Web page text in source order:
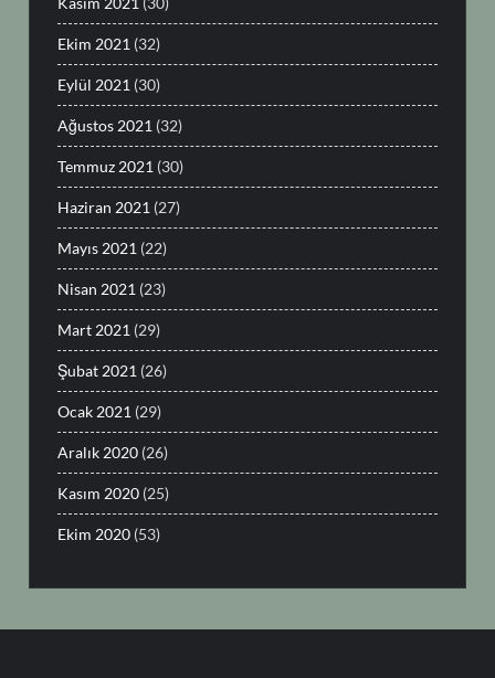
Ekim 2021 (32)
Eylül 2021 (30)
Ağustos 2021 (32)
Temmuz 2021 (30)
Haziran 2021 (27)
Mayıs 2021 (22)
Nisan 2021 (23)
Mart 2021 (29)
Şubat 2021 (26)
Ocak 2021 (29)
Aralık 2020 (26)
Kasım 2020 (25)
Ekim 2020 (53)